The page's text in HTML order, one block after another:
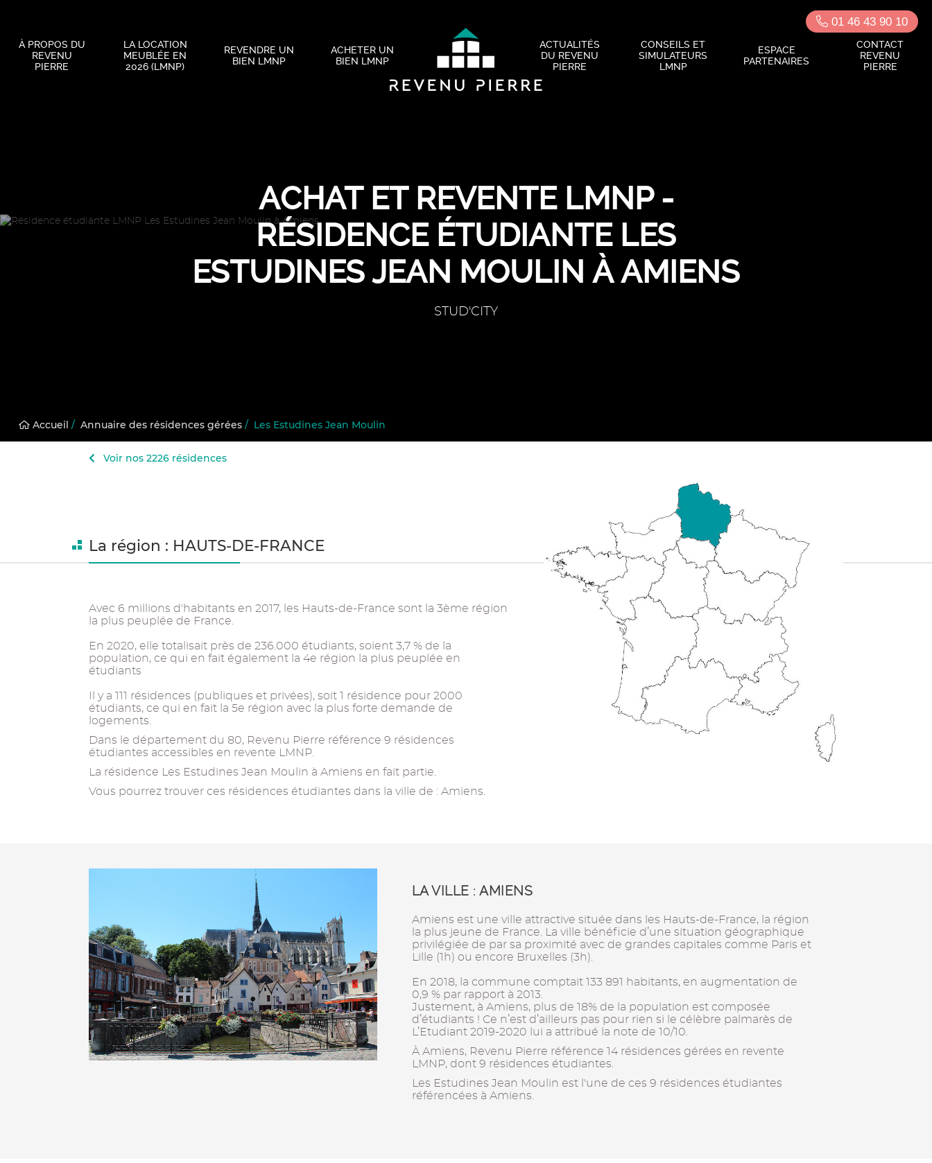
À PROPOS DU
REVENU
PIERRE
LA LOCATION
MEUBLÉE EN
2026 (LMNP)
REVENDRE UN
BIEN LMNP
ACHETER UN
BIEN LMNP
ACTUALITÉS
DU REVENU
PIERRE
CONSEILS ET
SIMULATEURS
LMNP
ESPACE
PARTENAIRES
CONTACT
REVENU
PIERRE
01 46 43 90 10
ACHAT ET REVENTE LMNP -
RÉSIDENCE ÉTUDIANTE LES
ESTUDINES JEAN MOULIN À AMIENS
STUD'CITY
Accueil / Annuaire des résidences gérées / Les Estudines Jean Moulin
Voir nos 2226 résidences
La région : HAUTS-DE-FRANCE
Avec 6 millions d'habitants en 2017, les Hauts-de-France sont la 3ème région
la plus peuplée de France.
En 2020, elle totalisait près de 236.000 étudiants, soient 3,7 % de la
population, ce qui en fait également la 4e région la plus peuplée en
étudiants
Il y a 111 résidences (publiques et privées), soit 1 résidence pour 2000
étudiants, ce qui en fait la 5e région avec la plus forte demande de
logements.
Dans le département du 80, Revenu Pierre référence 9 résidences
étudiantes accessibles en revente LMNP.
La résidence Les Estudines Jean Moulin à Amiens en fait partie.
Vous pourrez trouver ces résidences étudiantes dans la ville de : Amiens.
LA VILLE : AMIENS
Amiens est une ville attractive située dans les Hauts-de-France, la région
la plus jeune de France. La ville bénéficie d’une situation géographique
privilégiée de par sa proximité avec de grandes capitales comme Paris et
Lille (1h) ou encore Bruxelles (3h).
En 2018, la commune comptait 133 891 habitants, en augmentation de
0,9 % par rapport à 2013.
Justement, à Amiens, plus de 18% de la population est composée
d’étudiants ! Ce n’est d’ailleurs pas pour rien si le célèbre palmarès de
L’Etudiant 2019-2020 lui a attribué la note de 10/10.
À Amiens, Revenu Pierre référence 14 résidences gérées en revente
LMNP, dont 9 résidences étudiantes.
Les Estudines Jean Moulin est l'une de ces 9 résidences étudiantes
référencées à Amiens.